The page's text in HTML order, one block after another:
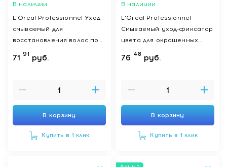
В наличии
L'Oreal Professionnel Уход
смываемый для
восстановления волос по
длинне "Pro Longer" гаммы
"Serie Expert",200 мл
71 91 руб.
В корзину
Купить в 1 клик
В наличии
L'Oreal Professionnel
Смываемый уход-фиксатор
цвета для окрашенных
волос «Vitamino Color»
гаммы «Serie Expert»,200
76 48 руб.
В корзину
Купить в 1 клик